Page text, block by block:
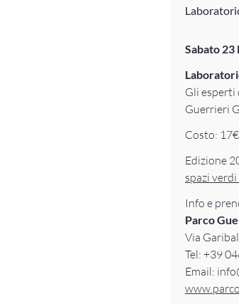
Sabato 23
Gli esperti
Guerrieri
Costo:
Edizione
spazi
Info e
Parco
Via
Tel: +39
Email: